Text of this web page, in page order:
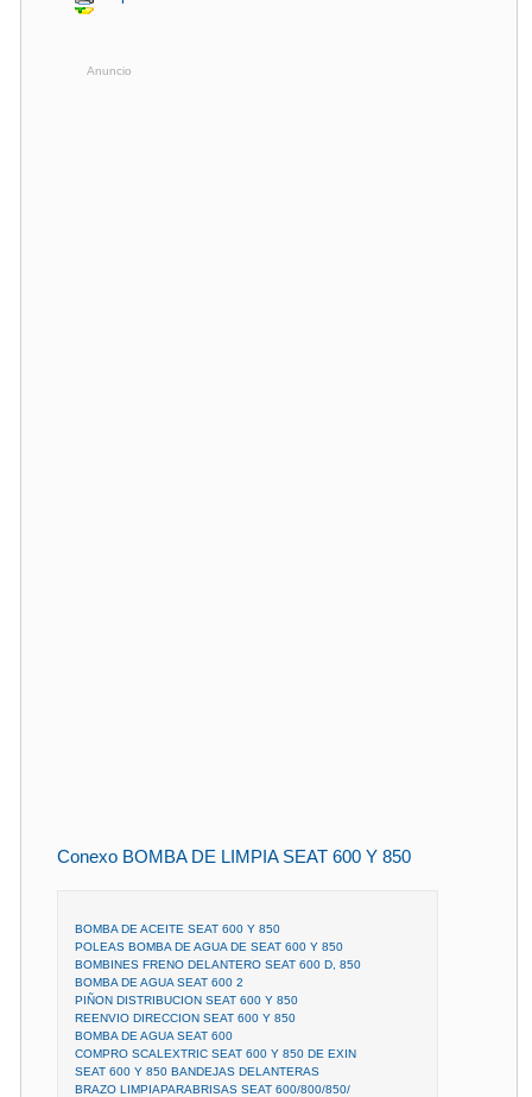
Anuncio
Conexo BOMBA DE LIMPIA SEAT 600 Y 850
BOMBA DE ACEITE SEAT 600 Y 850
POLEAS BOMBA DE AGUA DE SEAT 600 Y 850
BOMBINES FRENO DELANTERO SEAT 600 D, 850
BOMBA DE AGUA SEAT 600 2
PIÑON DISTRIBUCION SEAT 600 Y 850
REENVIO DIRECCION SEAT 600 Y 850
BOMBA DE AGUA SEAT 600
COMPRO SCALEXTRIC SEAT 600 Y 850 DE EXIN
SEAT 600 Y 850 BANDEJAS DELANTERAS
BRAZO LIMPIAPARABRISAS SEAT 600/800/850/